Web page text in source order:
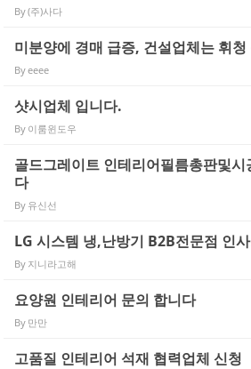
By(주)사다
미분양에 경매 급증, 건설업체는 휘청
Byeeee
샷시업체 입니다.
By 이룸윈도우
골드그레이트 인테리어필름총판및
다
By 유신선
LG 시스템 냉,난방기 B2B전문점 인
By 지니라고해
요양원 인테리어 문의 합니다
By 만만
고품질 인테리어 석재 협력업체 신청